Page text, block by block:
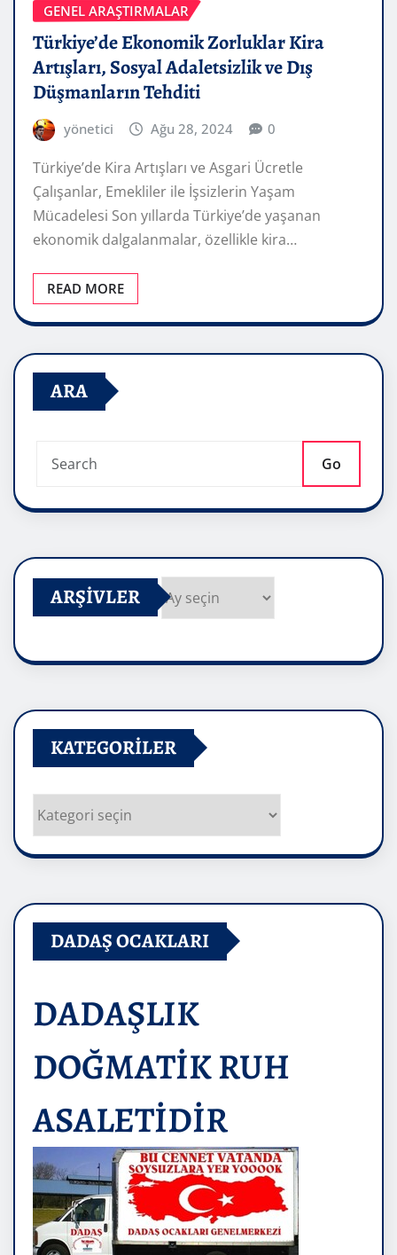
GENEL ARAŞTIRMALAR
Türkiye’de Ekonomik Zorluklar Kira
Artışları, Sosyal Adaletsizlik ve Dış
Düşmanların Tehditi
yönetici Ağu 28, 2024 0
Türkiye’de Kira Artışları ve Asgari Ücretle
Çalışanlar, Emekliler ile İşsizlerin Yaşam
Mücadelesi Son yıllarda Türkiye’de yaşanan
ekonomik dalgalanmalar, özellikle kira…
READ MORE
ARA
Go
ARŞIVLER
KATEGORILER
Kategoriler
DADAŞ OCAKLARI
DADAŞLIK
DOĞMATİK RUH
ASALETİDİR